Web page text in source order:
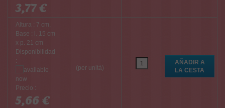
3,77 €
Altura : 7 cm,
Base : l. 15 cm
x p. 21 cm
Disponibilidad
:
Precio :
5,66 €
(per unità)